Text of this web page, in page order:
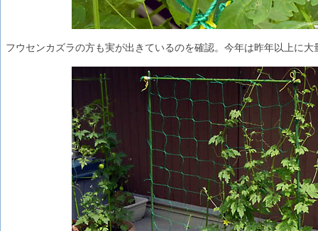
フウセンカズラの方も実が出きているのを確認。今年は昨年以上に大